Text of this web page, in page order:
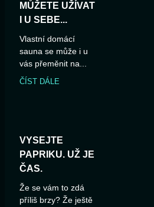
MŮŽETE UŽÍVAT
I U SEBE...
Vlastní domácí
sauna se může i u
vás přeměnit na...
ČÍST DÁLE
VYSEJTE
PAPRIKU. UŽ JE
ČAS.
Že se vám to zdá
příliš brzy? Že ještě